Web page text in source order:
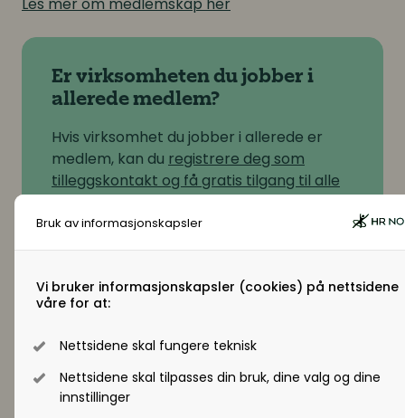
Bruk av informasjonskapsler
Vi bruker informasjonskapsler (cookies) på nettsidene
våre for at:
Nettsidene skal fungere teknisk
Nettsidene skal tilpasses din bruk, dine valg og dine
innstillinger
Er virksomheten du jobber i
allerede medlem?
Hvis virksomhet du jobber i allerede er
medlem, kan du registrere deg som
tilleggskontakt og få gratis tilgang til alle
Trenger du hjelp til å komme i gang?
Ta gjerne kontakt med oss på
22.
Flere eksempler på hva du får
tilgang til som medlem